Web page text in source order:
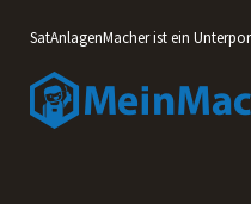
SatAnlagenMacher ist ein